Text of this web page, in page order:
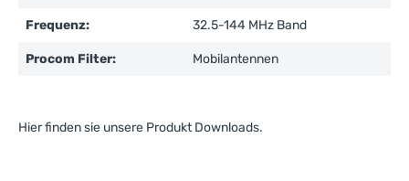
Frequenz: 32.5-144 MHz Band
Procom Filter: Mobilantennen
Hier finden sie unsere Produkt Downloads.